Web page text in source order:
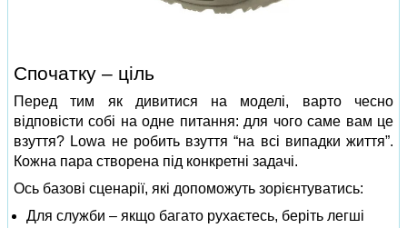
Спочатку – ціль
Перед тим як дивитися на моделі, варто чесно
відповісти собі на одне питання: для чого саме вам це
взуття? Lowa не робить взуття “на всі випадки життя”.
Кожна пара створена під конкретні задачі.
Ось базові сценарії, які допоможуть зорієнтуватись:
Для служби – якщо багато рухаєтесь, беріть легші